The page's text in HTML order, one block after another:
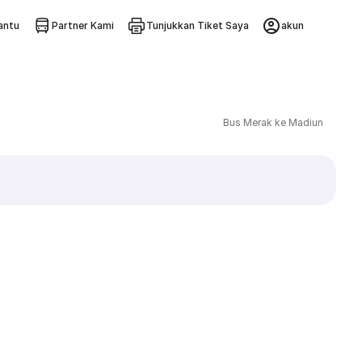
Partner Kami Tunjukkan Tiket Saya akun
Bus Merak ke Madiun